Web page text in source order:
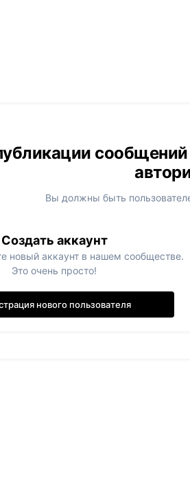
сообщений
Вы должны быть
Создать аккаунт
новый аккаунт в нашем сообществе.
Это очень просто!
нового пользователя